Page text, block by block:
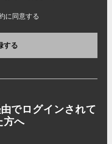
に同意する
する
でログインされて
方へ